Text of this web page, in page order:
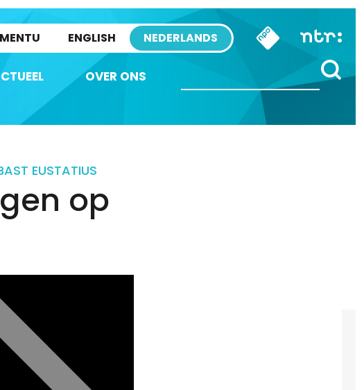
ENGLISH NEDERLANDS
OVER ONS
ST EUSTATIUS
op